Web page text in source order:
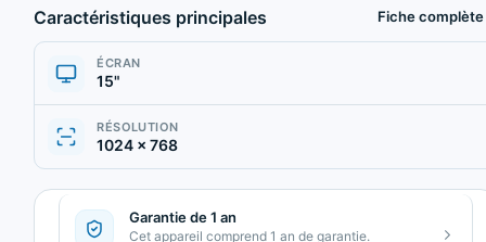
Caractéristiques principales Fiche complète
ÉCRAN
15"
RÉSOLUTION
1024 × 768
Garantie de 1 an
Cet appareil comprend 1 an de garantie.